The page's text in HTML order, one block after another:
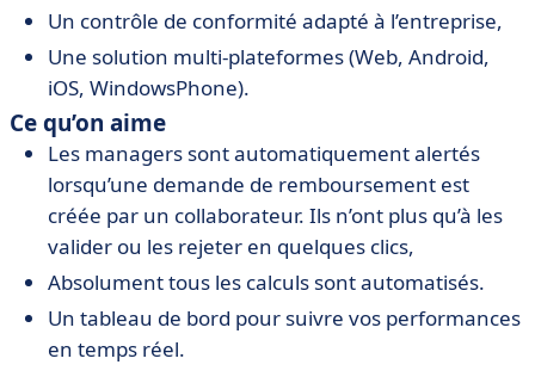
Un contrôle de conformité adapté à l’entreprise,
Une solution multi-plateformes (Web, Android,
iOS, WindowsPhone).
Ce qu’on aime
Les managers sont automatiquement alertés
lorsqu’une demande de remboursement est
créée par un collaborateur. Ils n’ont plus qu’à les
valider ou les rejeter en quelques clics,
Absolument tous les calculs sont automatisés.
Un tableau de bord pour suivre vos performances
en temps réel.